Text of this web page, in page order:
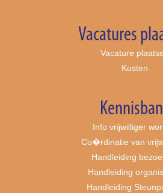
Vacatures
Vacature
Kosten
Info vrijwilliger
Co�rdinatie van
Handleiding
Handleiding
Handleiding